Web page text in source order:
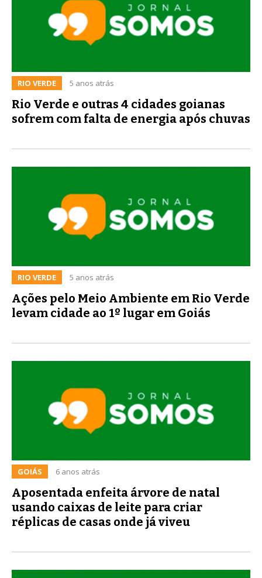
RIO VERDE 5 anos atrás
Rio Verde e outras 4 cidades goianas
sofrem com falta de energia após chuvas
RIO VERDE 5 anos atrás
Ações pelo Meio Ambiente em Rio Verde
levam cidade ao 1º lugar em Goiás
GOIÁS 6 anos atrás
Aposentada enfeita árvore de natal
usando caixas de leite para criar
réplicas de casas onde já viveu